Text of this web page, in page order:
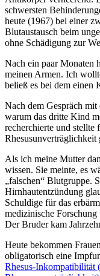
schwersten
heute (1967) bei einer
Blutaustausch beim
ohne Schädigung zur
Nach ein paar Monaten
meinen Armen. Ich
beließ es bei dem einen
Nach dem Gespräch
warum das dritte Kind
recherchierte und stellte
Rhesusunverträglichkeit
Als ich meine Mutter
wissen. Sie meinte, es
falschen
Blutgruppe.
Hirnhautentzündung
Schuldige für das
medizinische
Der Bruder kam
Heute bekommen
obligatorisch eine
Rhesus-Inkompatibilität